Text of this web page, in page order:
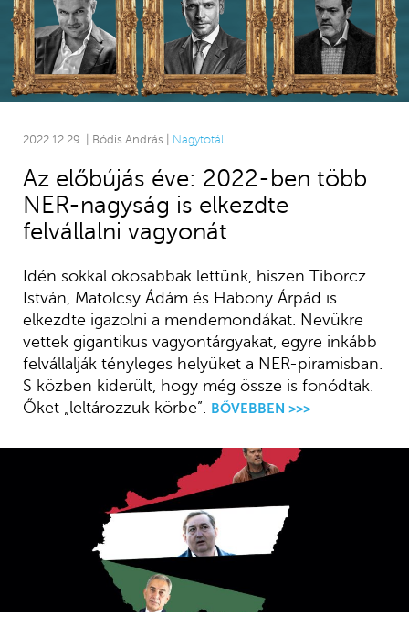
2022.12.29. | Bódis András | Nagytotál
Az előbújás éve: 2022-ben több
NER-nagyság is elkezdte
felvállalni vagyonát
Idén sokkal okosabbak lettünk, hiszen Tiborcz
István, Matolcsy Ádám és Habony Árpád is
elkezdte igazolni a mendemondákat. Nevükre
vettek gigantikus vagyontárgyakat, egyre inkább
felvállalják tényleges helyüket a NER-piramisban.
S közben kiderült, hogy még össze is fonódtak.
Őket „leltározzuk körbe”. BŐVEBBEN >>>